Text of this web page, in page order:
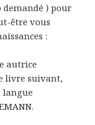
) pour
être vous
:
autrice
livre suivant,
langue